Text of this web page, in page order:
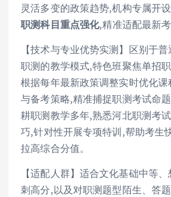
灵活多变的政策趋势,机构专属开
职测科目重点强化,精准适配最新考
【技术与专业优势实测】区别于
职测的教学模式,特色班聚焦单招
根据每年最新政策调整实时优化
与备考策略,精准捕捉职测考试命
耕职测教学多年,熟悉河北职测考
巧,针对性开展专项特训,帮助考生
拉高综合分值。
【适配人群】适合文化基础中等
刺高分,以及对职测题型陌生、答